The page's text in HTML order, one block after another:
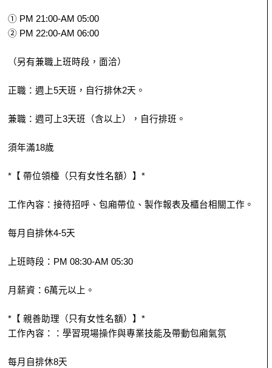
① PM 21:00-AM 05:00
② PM 22:00-AM 06:00
（另有兼職上班時段，面洽）
正職：週上5天班，自行排休2天。
兼職：週可上3天班（含以上），自行排班。
須年滿18歲
*【 帶位領檯（只有女性名額）】*
工作內容：接待招呼、包廂帶位、製作報表及櫃台相關工作。
每月自排休4-5天
上班時段：PM 08:30-AM 05:30
月薪資：6萬元以上。
*【 親善助理（只有女性名額）】*
工作內容：：學習現場操作與專業技能及帶動包廂氣氛
每月自排休8天